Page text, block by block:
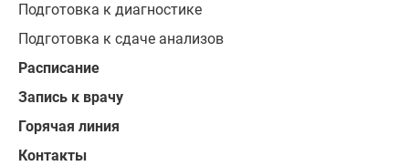
Подготовка к диагностике
Подготовка к сдаче анализов
Расписание
Запись к врачу
Горячая линия
Контакты